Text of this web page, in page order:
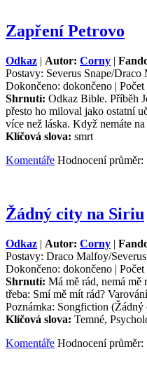
Zapření Petrovo
Odkaz | Autor: Corny |
Postavy: Severus Snape/
Dokončeno: dokončeno | Počet
Shrnutí: Odkaz Bible. Příběh
přesto ho miloval jako ostatní
více než láska. Když nemáte
Klíčová slova: smrt
Komentáře Hodnocení
Žádný city na Siriu
Odkaz | Autor: Corny |
Postavy: Draco Malfoy/
Dokončeno: dokončeno | Počet
Shrnutí: Má mě rád, nemá mě
třeba: Smí mě mít rád?
Poznámka: Songfiction
Klíčová slova: Temné,
Komentáře Hodnocení